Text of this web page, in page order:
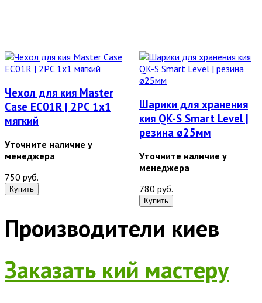
Чехол для кия Master
Case EC01R | 2PC 1x1
мягкий
Уточните наличие у
менеджера
750 руб.
Шарики для хранения
кия QK-S Smart Level |
резина ø25мм
Уточните наличие у
менеджера
780 руб.
Производители киев
Заказать кий мастеру